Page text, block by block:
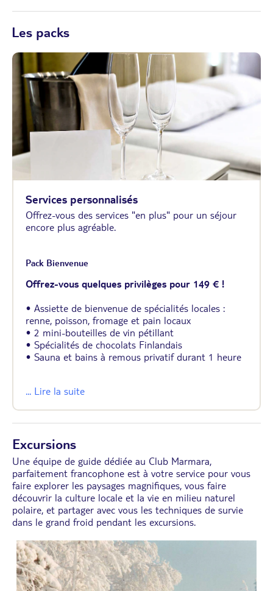
Les packs
Services personnalisés
Offrez-vous des services "en plus" pour un séjour
encore plus agréable.
Pack Bienvenue
Offrez-vous quelques privilèges pour 149 € !
• Assiette de bienvenue de spécialités locales :
renne, poisson, fromage et pain locaux
• 2 mini-bouteilles de vin pétillant
• Spécialités de chocolats Finlandais
• Sauna et bains à remous privatif durant 1 heure
... Lire la suite
Excursions
Une équipe de guide dédiée au Club Marmara,
parfaitement francophone est à votre service pour vous
faire explorer les paysages magnifiques, vous faire
découvrir la culture locale et la vie en milieu naturel
polaire, et partager avec vous les techniques de survie
dans le grand froid pendant les excursions.